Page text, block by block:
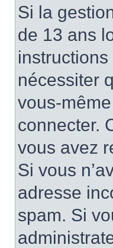
Si la
de 13 ans
nécessiter
vous-
connecter.
vous avez
Si vous
adresse
spam. Si